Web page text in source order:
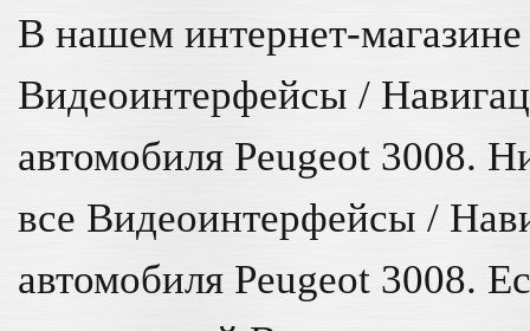
В нашем интернет-
Видеоинтерфейсы /
автомобиля Peugeot 3008.
все Видеоинтерфейсы /
автомобиля Peugeot 3008.